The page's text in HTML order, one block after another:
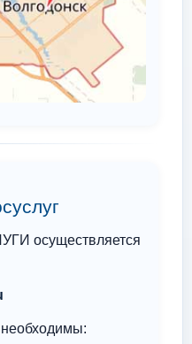
осуществляется
необходимы: